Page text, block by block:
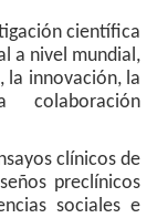
científica
a nivel mundial,
la innovación, la
colaboración
clínicos de
preclínicos
sociales e